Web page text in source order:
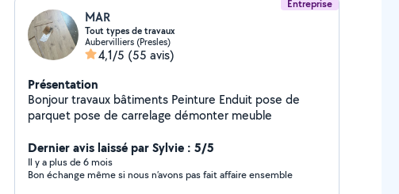
Entreprise
MAR
Tout types de travaux
Aubervilliers (Presles)
4,1/5 (55 avis)
Présentation
Bonjour travaux bâtiments Peinture Enduit pose de
parquet pose de carrelage démonter meuble
Dernier avis laissé par Sylvie : 5/5
Il y a plus de 6 mois
Bon échange même si nous n’avons pas fait affaire ensemble